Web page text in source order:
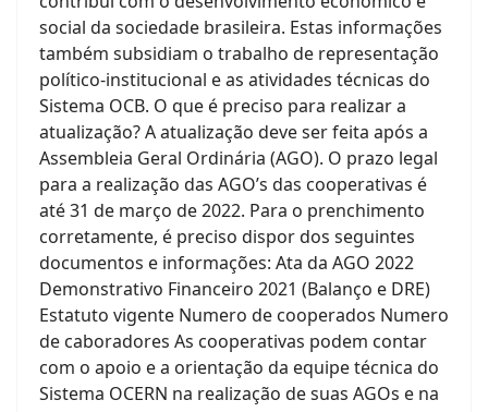
social da sociedade brasileira. Estas informações
também subsidiam o trabalho de representação
político-institucional e as atividades técnicas do
Sistema OCB. O que é preciso para realizar a
atualização? A atualização deve ser feita após a
Assembleia Geral Ordinária (AGO). O prazo legal
para a realização das AGO’s das cooperativas é
até 31 de março de 2022. Para o prenchimento
corretamente, é preciso dispor dos seguintes
documentos e informações: Ata da AGO 2022
Demonstrativo Financeiro 2021 (Balanço e DRE)
Estatuto vigente Numero de cooperados Numero
de caboradores As cooperativas podem contar
com o apoio e a orientação da equipe técnica do
Sistema OCERN na realização de suas AGOs e na